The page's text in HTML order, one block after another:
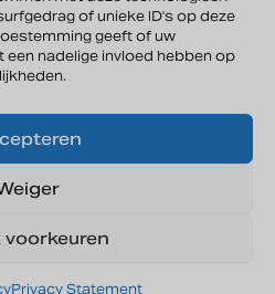
of unieke ID's op deze
geeft of uw
nadelige invloed hebben op
voorkeuren
Privacy Statement